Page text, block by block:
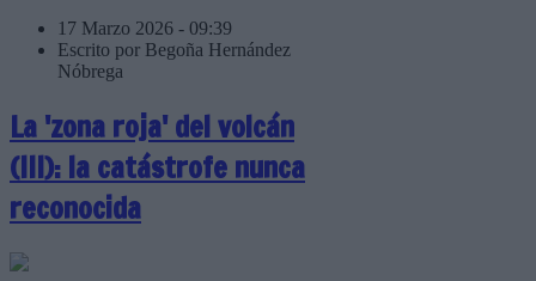
17 Marzo 2026 - 09:39
Escrito por Begoña Hernández
Nóbrega
La 'zona roja' del volcán
(III): la catástrofe nunca
reconocida